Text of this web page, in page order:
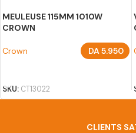
MEULEUSE 115MM 1010W
CROWN
Crown DA5.950
SKU: CT13022
CLIENTS